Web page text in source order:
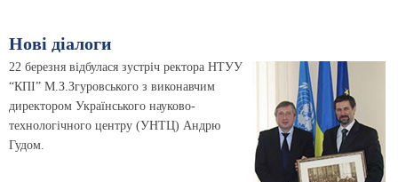
Новi дiалоги
22 березня відбулася зустріч ректора НТУУ
“КПІ” М.З.Згуровського з виконавчим
директором Українського науково-
технологічного центру (УНТЦ) Андрю
Гудом.